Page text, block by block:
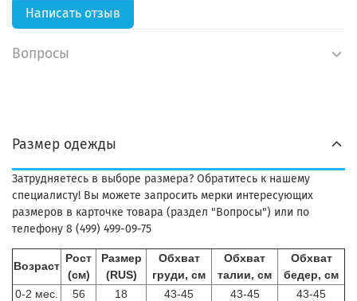
Написать отзыв
Вопросы
Размер одежды
Затрудняетесь в выборе размера? Обратитесь к нашему
специалисту! Вы можете запросить мерки интересующих
размеров в карточке товара (раздел "Вопросы") или по
телефону 8 (499) 499-09-75
Возраст
Рост
(см)
Размер
(RUS)
Обхват
груди, см
Обхват
талии, см
Обхват
бедер, см
0-2 мес.
56 18 43-45 43-45
43-45